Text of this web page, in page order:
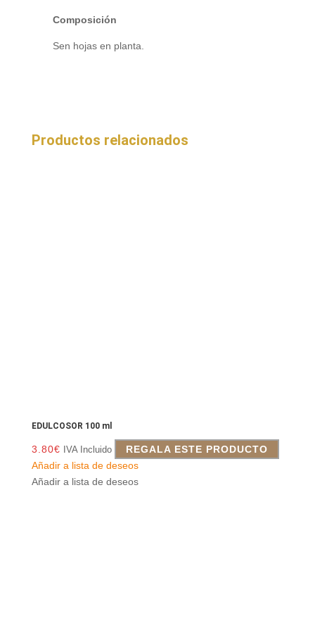
Composición
Sen hojas en planta.
Productos relacionados
EDULCOSOR 100 ml
3.80€ IVA Incluido
REGALA ESTE PRODUCTO
Añadir a lista de deseos
Añadir a lista de deseos